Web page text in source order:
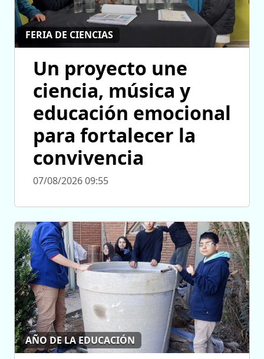
FERIA DE CIENCIAS
Un proyecto une
ciencia, música y
educación emocional
para fortalecer la
convivencia
07/08/2026 09:55
AÑO DE LA EDUCACIÓN